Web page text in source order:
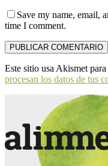
Save my name, email,
time I comment.
Este sitio usa Akismet
procesan los datos de tus